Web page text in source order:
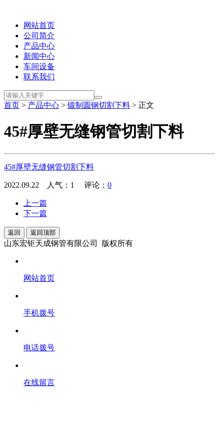
网站首页
公司简介
产品中心
新闻中心
车间设备
联系我们
首页 > 产品中心 > 锻制圆钢切割下料 > 正文
45#厚壁无缝钢管切割下料
45#厚壁无缝钢管切割下料
2022.09.22 人气： 1 评论： 0
上一篇
下一篇
返回 返回顶部
山东宏钜天成钢管有限公司 版权所有
网站首页
手机拨号
电话拨号
在线留言